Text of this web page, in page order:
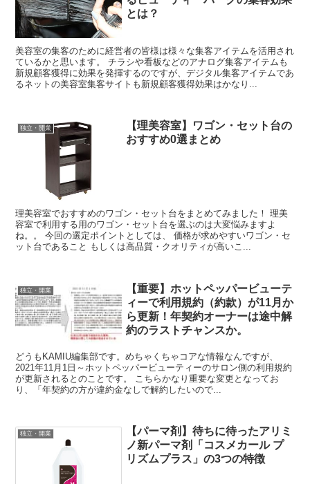
とは？
美容室の集客のために経営者の皆様は様々な集客アイテムを活用され
ているかと思います。 チラシや看板などのアナログ集客アイテムも
新規顧客獲得に効果を発揮するのですが、デジタル集客アイテムであ
るネットの美容室集客サイトも新規顧客獲得効果はかなり...
独立・開業
【理美容室】ワゴン・セット台の
おすすめ0選まとめ
理美容室でおすすめのワゴン・セット台をまとめてみました！ 理美
容室で利用する用のワゴン・セット台を選ぶのは大変悩みますよ
ね。。 今回の選定ポイントとしては、 価格が求めやすいワゴン・セ
ット台であること もしくは高品質・クオリティが高いこ...
独立・開業
【重要】ホットペッパービューテ
ィーで利用規約（約款）が11月か
ら更新！年契約オーナーは途中解
約のラストチャンスか。
どうもKAMIU編集部です。めちゃくちゃコアな情報なんですが、
2021年11月1日～ホットペッパービューティーのサロン側の利用規約
が更新されるとのことです。 こちらかなり重要な変更となってお
り、「年契約の方が違約金なしで解約したいので...
独立・開業
【パーマ剤】待ちに待ったアリミ
ノ新パーマ剤「コスメカール プ
リズムプラス」の3つの特徴